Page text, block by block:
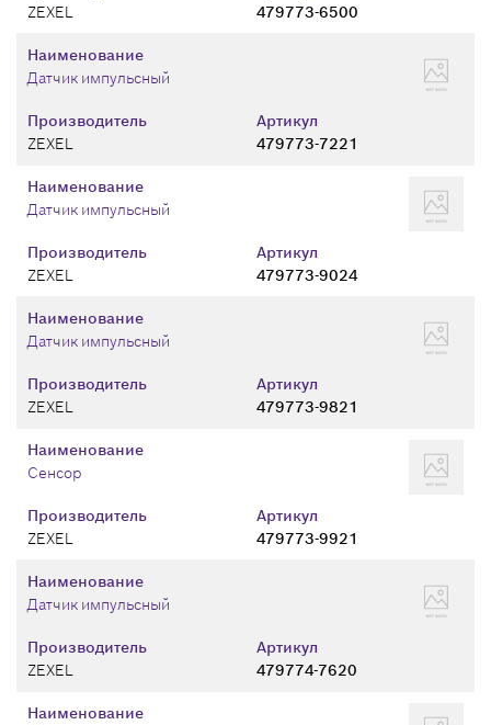
ZEXEL
479773-6500
Производитель
ZEXEL
Артикул
479773-7221
Наименование
Датчик импульсный
Производитель
ZEXEL
Артикул
479773-9024
Наименование
Датчик импульсный
Производитель
ZEXEL
Артикул
479773-9821
Наименование
Датчик импульсный
Производитель
ZEXEL
Артикул
479773-9921
Наименование
Сенсор
Производитель
ZEXEL
Артикул
479774-7620
Наименование
Датчик импульсный
Наименование